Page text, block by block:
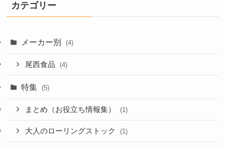
カテゴリー
メーカー別 (4)
尾西食品 (4)
特集 (5)
まとめ（お役立ち情報集） (1)
大人のローリングストック (1)